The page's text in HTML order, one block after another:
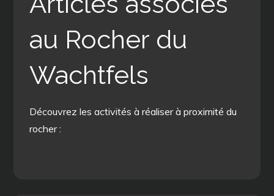
au Rocher du
Wachtfels
Découvrez les activités à réaliser à proximité du
rocher :